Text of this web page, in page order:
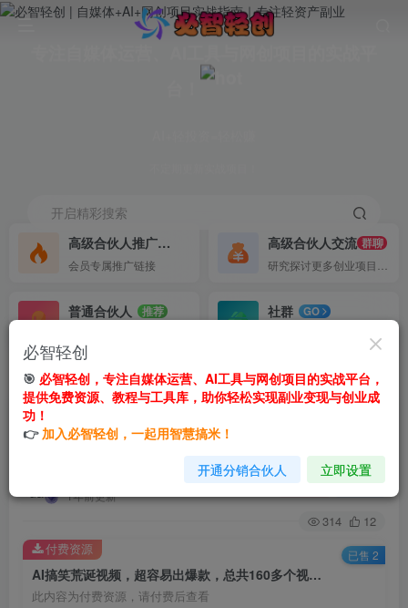
开启精彩搜索
高级合伙人推广50%
会员专属推广链接
高级合伙人交流 群聊
普通合伙人
推荐
社群
GO
首页 网创项目 正文
AI搞笑荒诞视频，超容易出爆款，总共160多个视
频的提示词
1年前更新
关注 私信
314 12
AI搞笑荒诞视频，超容易出爆款，总共160多个视频的提示词
此内容为付费资源，请付费后查看
付费资源 已售 2
必智轻创
🎯 必智轻创，专注自媒体运营、AI工具与网创项目的实战平台，
提供免费资源、教程与工具库，助你轻松实现副业变现与创业成
功！
👉 加入必智轻创，一起用智慧搞米！
开通分销合伙人 立即设置